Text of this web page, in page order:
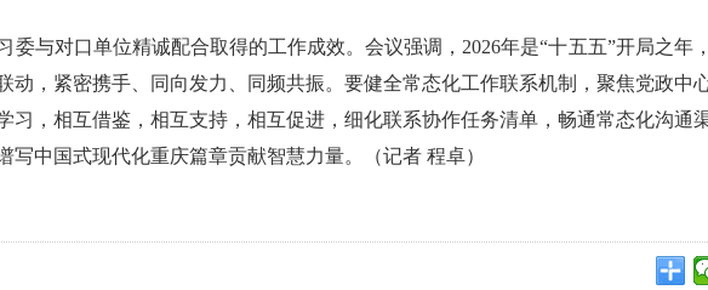
委与对口单位精诚配合取得的工作成效。会议强调，2026年是“十五五”开局之年
动，紧密携手、同向发力、同频共振。要健全常态化工作联系机制，聚焦党政中
习，相互借鉴，相互支持，相互促进，细化联系协作任务清单，畅通常态化沟通
中国式现代化重庆篇章贡献智慧力量。（记者 程卓）